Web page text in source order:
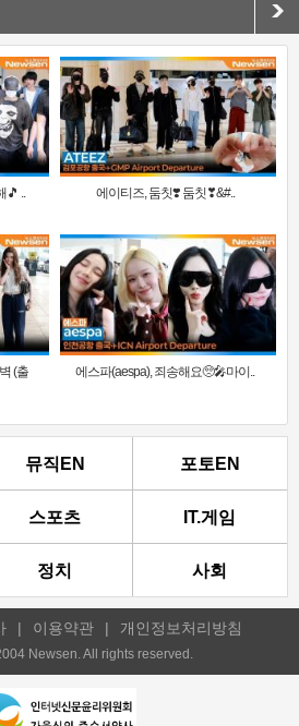
🎵 .. 에이티즈, 둠칫❣️ 둠칫❣&#..
(출
에스파(aespa), 죄송해요🥺🎤마이..
뮤직EN 포토EN
스포츠 IT.게임
정치 사회
| 이용약관 | 개인정보처리방침
Newsen. All rights reserved.